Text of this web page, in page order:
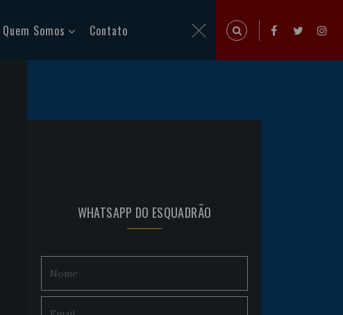
Quem Somos Contato
WHATSAPP DO ESQUADRÃO